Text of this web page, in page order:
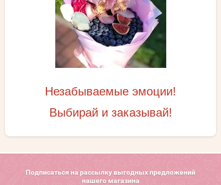
Незабываемые эмоции!
Выбирай и заказывай!
Подписаться на рассылку выгодных предложений
нашего магазина